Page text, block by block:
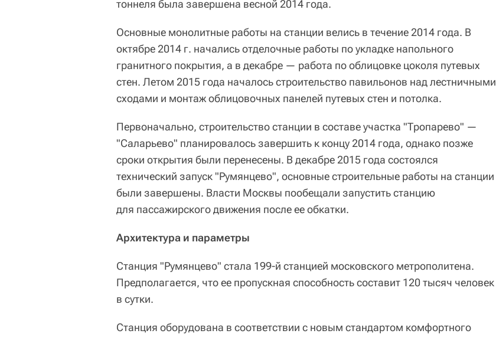
тоннеля была завершена весной 2014 года.
Основные монолитные работы на станции велись в течение 2014 года. В
октябре 2014 г. начались отделочные работы по укладке напольного
гранитного покрытия, а в декабре — работа по облицовке цоколя путевых
стен. Летом 2015 года началось строительство павильонов над лестничными
сходами и монтаж облицовочных панелей путевых стен и потолка.
Первоначально, строительство станции в составе участка "Тропарево" —
"Саларьево" планировалось завершить к концу 2014 года, однако позже
сроки открытия были перенесены. В декабре 2015 года состоялся
технический запуск "Румянцево", основные строительные работы на станции
были завершены. Власти Москвы пообещали запустить станцию
для пассажирского движения после ее обкатки.
Архитектура и параметры
Станция "Румянцево" стала 199-й станцией московского метрополитена.
Предполагается, что ее пропускная способность составит 120 тысяч человек
в сутки.
Станция оборудована в соответствии с новым стандартом комфортного